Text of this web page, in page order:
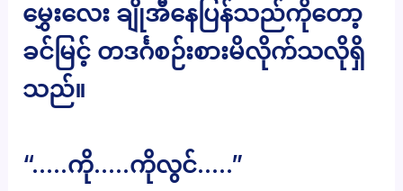
မွှေးလေး ချိုအီနေပြန်သည်ကိုတော့
ခင်မြင့် တဒင်္ဂစဉ်းစားမိလိုက်သလိုရှိ
သည်။
“…..ကို…..ကိုလွင်…..”